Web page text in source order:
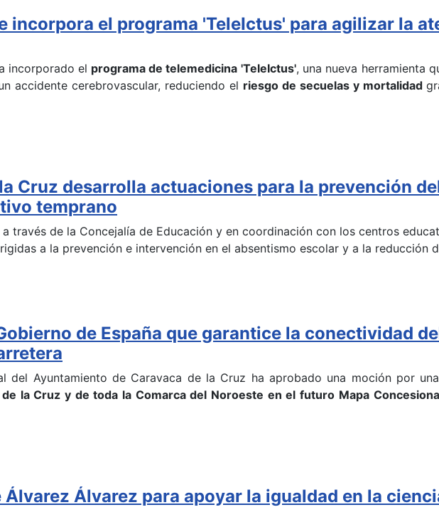
incorpora el programa 'TeleIctus' para agilizar la
incorporado el programa de telemedicina 'TeleIctus', una nueva herramienta
accidente cerebrovascular, reduciendo el riesgo de secuelas y mortalidad
Cruz desarrolla actuaciones para la prevención
temprano
través de la Concejalía de Educación y en coordinación con los centros
a la prevención e intervención en el absentismo escolar y a la reducción
de España que garantice la conectividad
del Ayuntamiento de Caravaca de la Cruz ha aprobado una moción por
la Cruz y de toda la Comarca del Noroeste en el futuro Mapa
Álvarez para apoyar la igualdad en la